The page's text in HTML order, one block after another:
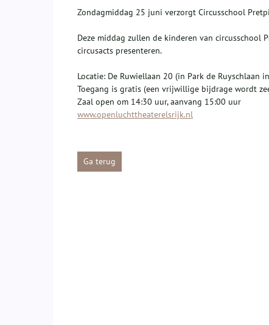
Zondagmiddag 25 juni verzorgt Circusschool
Deze middag zullen de kinderen van
circusacts presenteren.
Locatie: De Ruwiellaan 20 (in Park de Ruyschlaan
Toegang is gratis (een vrijwillige bijdrage wordt
Zaal open om 14:30 uur, aanvang 15:00 uur
www.openluchttheaterelsrijk.nl
Ga terug